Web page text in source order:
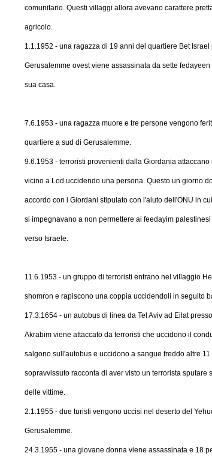
comunitario. Questi villaggi allora avevano carattere
agricolo.
1.1.1952 - una ragazza di 19 anni del quartiere Bet Israel
Gerusalemme ovest viene assassinata da sette
sua casa.
7.6.1953 - una ragazza muore e tre persone vengono
quartiere a sud di Gerusalemme.
9.6.1953 - terroristi provenienti dalla Giordania attaccano
vicino a Lod uccidendo una persona. Questo un giorno
accordo con i Giordani stipulato con l'aiuto dell'ONU in
si impegnavano a non permettere ai feedayim
verso Israele.
11.6.1953 - un gruppo di terroristi entrano nel villaggio
shomron e rapiscono una coppia uccidendoli in seguito
17.3.1654 - un autobus di linea da Tel Aviv ad Eilat
Akrabim viene attaccato da terroristi che uccidono il
salgono sull'autobus e uccidono a sangue freddo altre 11
sopravvissuto racconta di aver visto un terrorista sputare
delle vittime.
2.1.1955 - due turisti vengono uccisi nel deserto del
Gerusalemme.
24.3.1955 - una giovane donna viene assassinata e 18